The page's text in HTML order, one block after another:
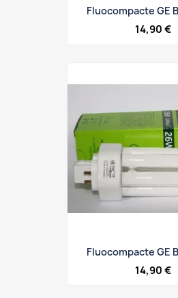
Fluocompacte GE
14,90 €
Fluocompacte GE
14,90 €